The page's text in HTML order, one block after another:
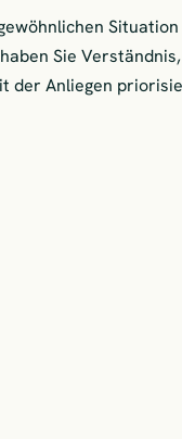
Sie
der Anliegen